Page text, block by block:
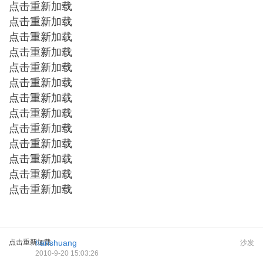
点击重新加载
点击重新加载
点击重新加载
点击重新加载
点击重新加载
点击重新加载
点击重新加载
点击重新加载
点击重新加载
点击重新加载
点击重新加载
点击重新加载
点击重新加载
点击重新加载 沙发
hanshuang
2010-9-20 15:03:26